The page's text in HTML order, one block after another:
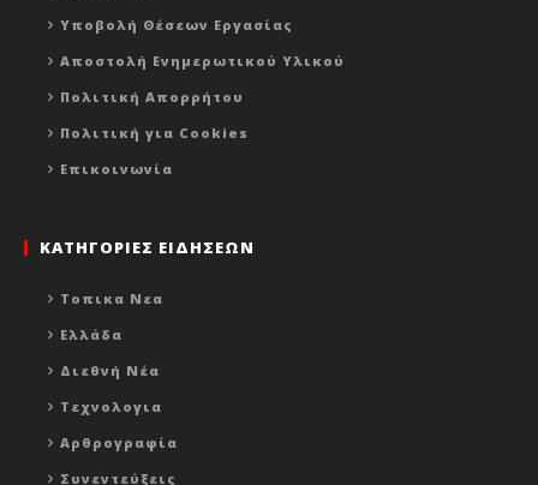
Υποβολή Θέσεων Εργασίας
Αποστολή Ενημερωτικού Υλικού
Πολιτική Απορρήτου
Πολιτική για Cookies
Επικοινωνία
ΚΑΤΗΓΟΡΙΕΣ ΕΙΔΗΣΕΩΝ
Τοπικα Νεα
Ελλάδα
Διεθνή Νέα
Τεχνολογια
Αρθρογραφία
Συνεντεύξεις